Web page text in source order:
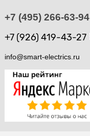
+7 (495) 266-63-94
+7 (926) 419-43-27
info@smart-electrics.ru